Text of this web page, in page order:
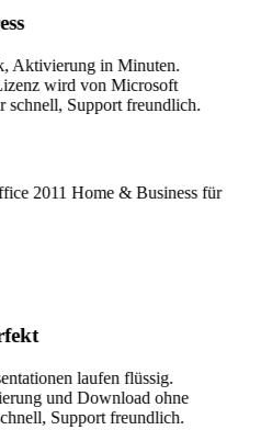
Aktivierung in Minuten.
wird von Microsoft
Support freundlich.
2011 Home & Business für
laufen flüssig.
und Download ohne
Support freundlich.